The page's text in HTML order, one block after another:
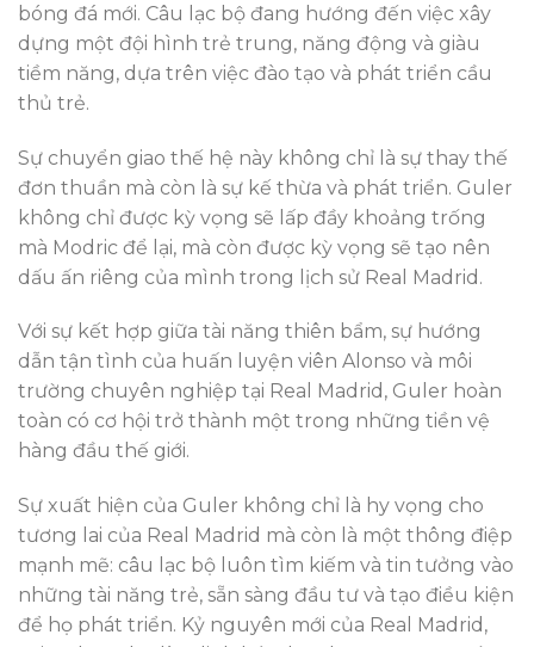
bóng đá mới. Câu lạc bộ đang hướng đến việc xây
dựng một đội hình trẻ trung, năng động và giàu
tiềm năng, dựa trên việc đào tạo và phát triển cầu
thủ trẻ.
Sự chuyển giao thế hệ này không chỉ là sự thay thế
đơn thuần mà còn là sự kế thừa và phát triển. Guler
không chỉ được kỳ vọng sẽ lấp đầy khoảng trống
mà Modric để lại, mà còn được kỳ vọng sẽ tạo nên
dấu ấn riêng của mình trong lịch sử Real Madrid.
Với sự kết hợp giữa tài năng thiên bẩm, sự hướng
dẫn tận tình của huấn luyện viên Alonso và môi
trường chuyên nghiệp tại Real Madrid, Guler hoàn
toàn có cơ hội trở thành một trong những tiền vệ
hàng đầu thế giới.
Sự xuất hiện của Guler không chỉ là hy vọng cho
tương lai của Real Madrid mà còn là một thông điệp
mạnh mẽ: câu lạc bộ luôn tìm kiếm và tin tưởng vào
những tài năng trẻ, sẵn sàng đầu tư và tạo điều kiện
để họ phát triển. Kỷ nguyên mới của Real Madrid,